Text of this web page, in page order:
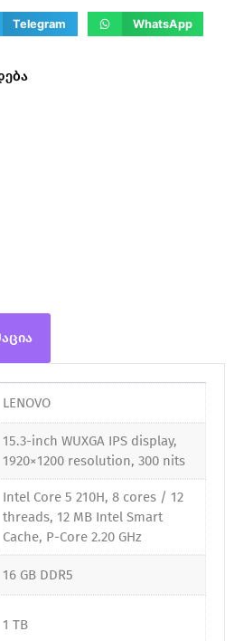
Telegram WhatsApp
LENOVO
15.3-inch WUXGA IPS display,
1920×1200 resolution, 300 nits
Intel Core 5 210H, 8 cores / 12
threads, 12 MB Intel Smart
Cache, P-Core 2.20 GHz
16 GB DDR5
1 TB